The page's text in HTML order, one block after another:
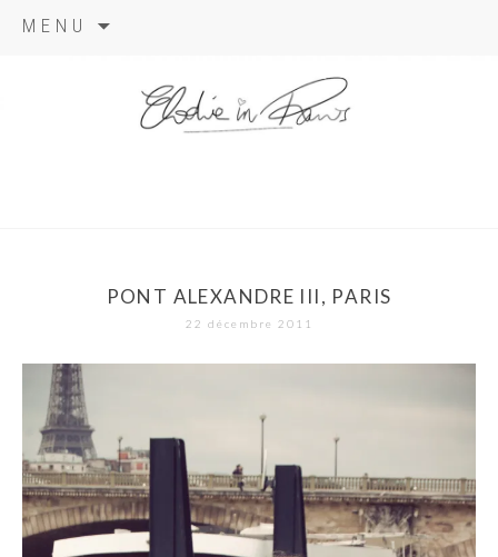
MENU
PONT ALEXANDRE III, PARIS
22 décembre 2011